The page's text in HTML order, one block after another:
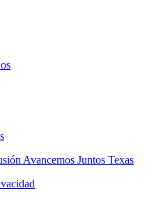
Avancemos Juntos Texas